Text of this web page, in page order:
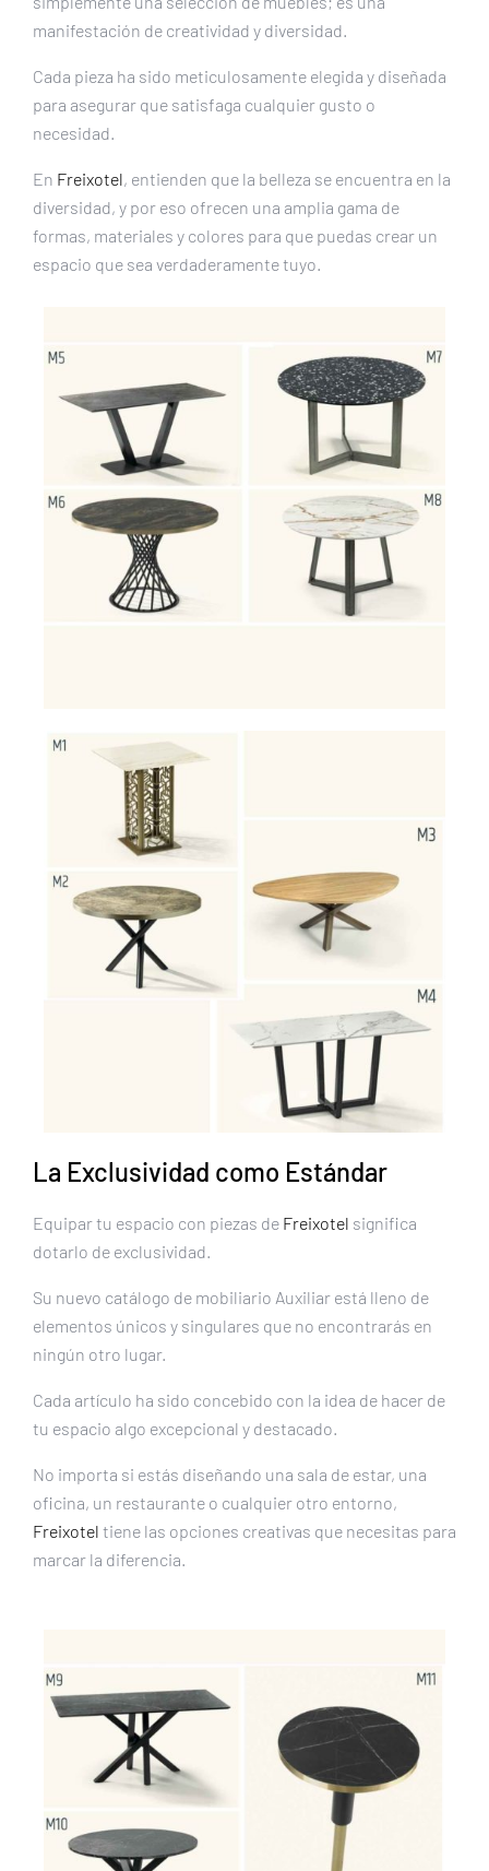
manifestación de creatividad y diversidad.
Cada pieza ha sido meticulosamente elegida y diseñada
para asegurar que satisfaga cualquier gusto o
necesidad.
En Freixotel, entienden que la belleza se encuentra en la
diversidad, y por eso ofrecen una amplia gama de
formas, materiales y colores para que puedas crear un
espacio que sea verdaderamente tuyo.
La Exclusividad como Estándar
Equipar tu espacio con piezas de Freixotel significa
dotarlo de exclusividad.
Su nuevo catálogo de mobiliario Auxiliar está lleno de
elementos únicos y singulares que no encontrarás en
ningún otro lugar.
Cada artículo ha sido concebido con la idea de hacer de
tu espacio algo excepcional y destacado.
No importa si estás diseñando una sala de estar, una
oficina, un restaurante o cualquier otro entorno,
Freixotel tiene las opciones creativas que necesitas para
marcar la diferencia.